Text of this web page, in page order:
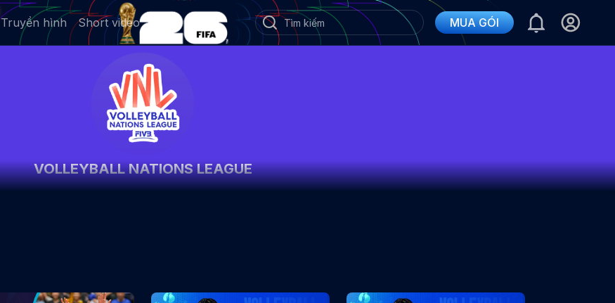
Truyền hình Short video MUA GÓI
VOLLEYBALL NATIONS LEAGUE